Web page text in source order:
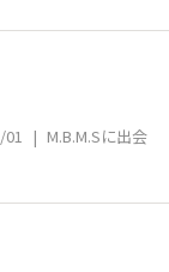
01 | M.B.M.Sに出会